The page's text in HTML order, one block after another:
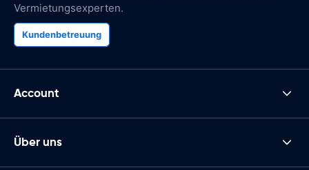
Vermietungsexperten.
Kundenbetreuung
Account
Über uns